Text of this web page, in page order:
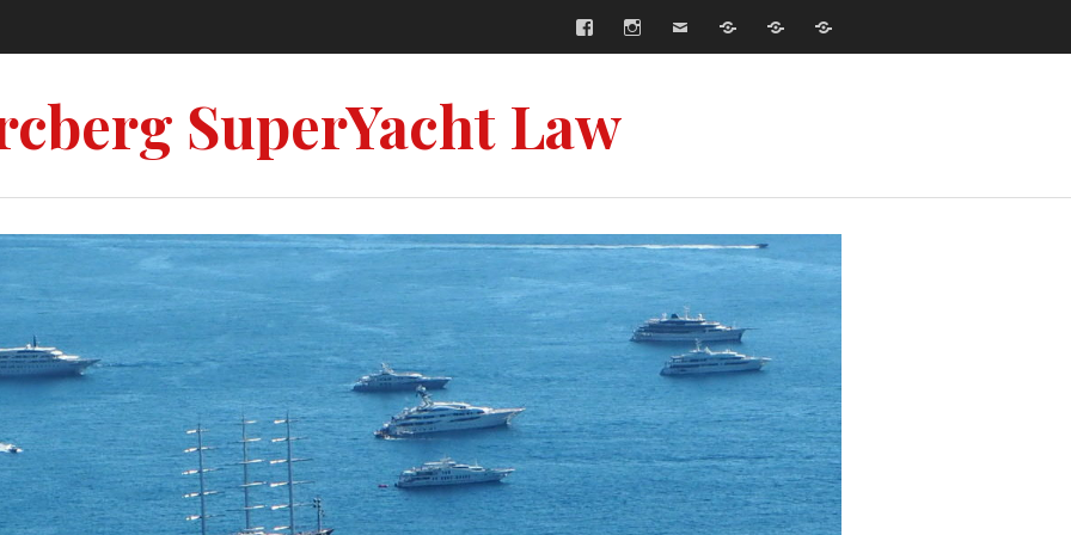
FacebookInstagram
E-
mail
Współpraca
Strona
główna
SuperYacht Law